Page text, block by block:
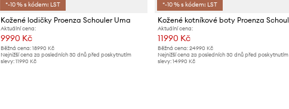
*-10 % s kódem: LST
Kožené lodičky Proenza Schouler Uma
Aktuální cena:
9990 Kč
Běžná cena: 18990 Kč
Nejnižší cena za posledních 30 dnů před poskytnutím
slevy: 11990 Kč
*-10 % s kódem: LST
Aktuální cena:
11990 Kč
Běžná cena: 24990 Kč
Nejnižší cena za posledních 30 dnů před poskytnutím
slevy: 14990 Kč